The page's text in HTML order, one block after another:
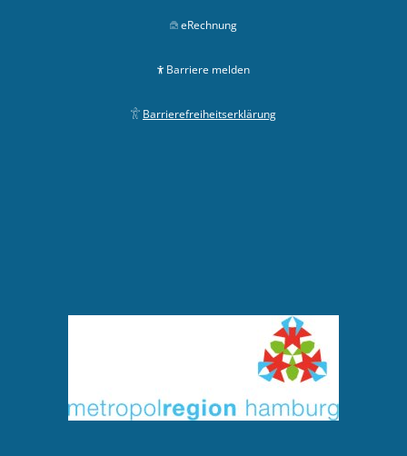
eRechnung
Barriere melden
Barrierefreiheitserklärung